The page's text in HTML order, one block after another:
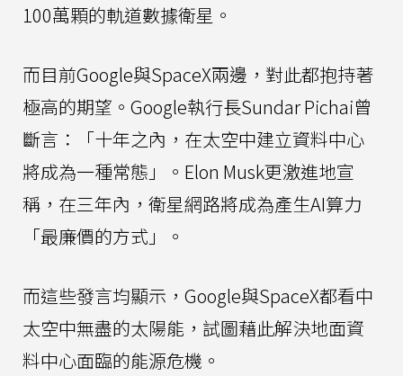
100萬顆的軌道數據衛星。
而目前Google與SpaceX兩邊，對此都抱持著
極高的期望。Google執行長Sundar Pichai曾
斷言：「十年之內，在太空中建立資料中心
將成為一種常態」。Elon Musk更激進地宣
稱，在三年內，衛星網路將成為產生AI算力
「最廉價的方式」。
而這些發言均顯示，Google與SpaceX都看中
太空中無盡的太陽能，試圖藉此解決地面資
料中心面臨的能源危機。